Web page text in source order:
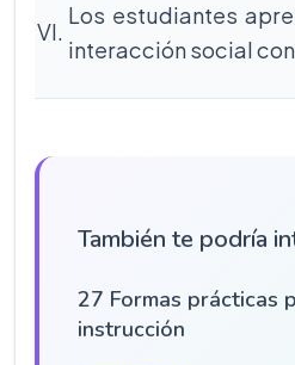
VI.
Los estudiantes
interacción social
También te podría
27 Formas prácticas
instrucción